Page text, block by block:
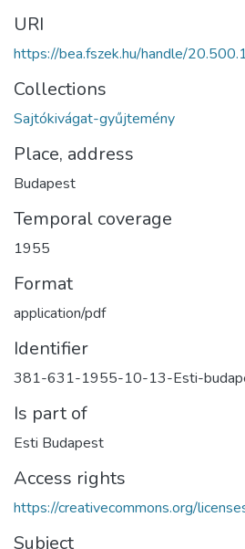
URI
https://bea.fszek.hu/handle/
Collections
Sajtókivágat-gyűjtemény
Place, address
Budapest
Temporal coverage
1955
Format
application/pdf
Identifier
381-631-1955-10-13-Esti-
Is part of
Esti Budapest
Access rights
https://creativecommons.org/
Subject